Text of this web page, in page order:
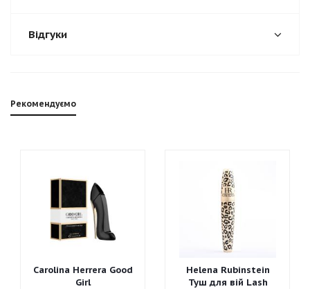
Відгуки
Рекомендуємо
Carolina Herrera Good
Girl
Helena Rubinstein
Туш для вій Lash